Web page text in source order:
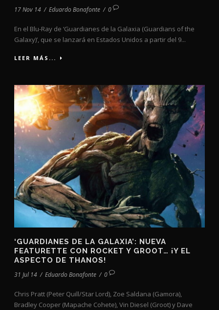
17 Nov 14 / Eduardo Bonafonte / 0
En el Blu-Ray de ‘Guardianes de la Galaxia (Guardians of the
Galaxy)’, que se lanzará en Estados Unidos a partir del 9...
LEER MÁS...
‘GUARDIANES DE LA GALAXIA’: NUEVA
FEATURETTE CON ROCKET Y GROOT… ¡Y EL
ASPECTO DE THANOS!
31 Jul 14 / Eduardo Bonafonte / 0
Chris Pratt (Peter Quill/Star Lord), Zoe Saldana (Gamora),
Bradley Cooper (Mapache Cohete), Vin Diesel (Groot) y Dave